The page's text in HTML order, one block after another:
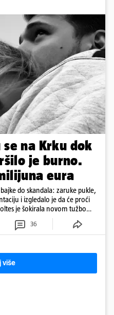
se na Krku dok
je burno.
eura
do skandala: zaruke pukle,
i izgledalo je da će proći
je šokirala novom tužbom
36
više